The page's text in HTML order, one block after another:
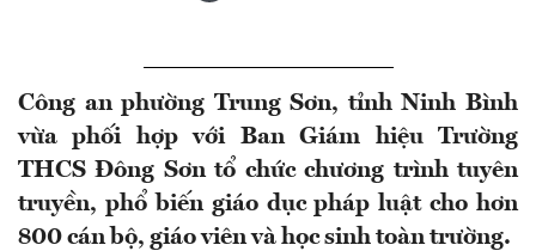
Công an phường Trung Sơn, tỉnh Ninh Bình
vừa phối hợp với Ban Giám hiệu Trường
THCS Đông Sơn tổ chức chương trình tuyên
truyền, phổ biến giáo dục pháp luật cho hơn
800 cán bộ, giáo viên và học sinh toàn trường.